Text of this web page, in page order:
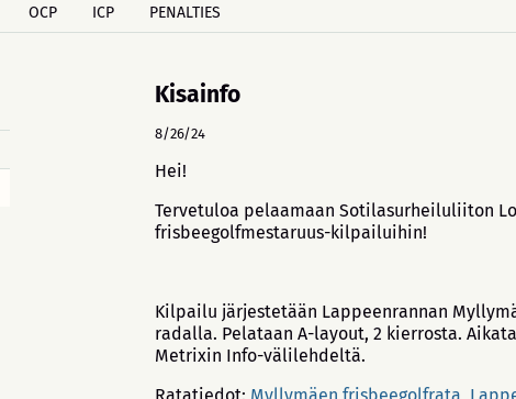
OCP ICP PENALTIES
Kisainfo
8/26/24
Hei!
Tervetuloa pelaamaan Sotilasurheiluliiton
frisbeegolfmestaruus-kilpailuihin!
Kilpailu järjestetään Lappeenrannan
radalla. Pelataan A-layout, 2 kierrosta.
Metrixin Info-välilehdeltä.